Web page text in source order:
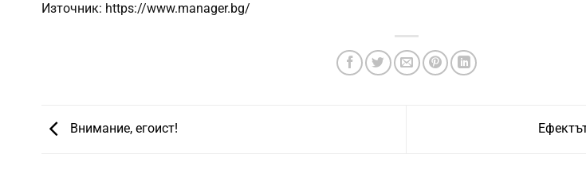
Източник: https://www.manager.bg/
Внимание, егоист!